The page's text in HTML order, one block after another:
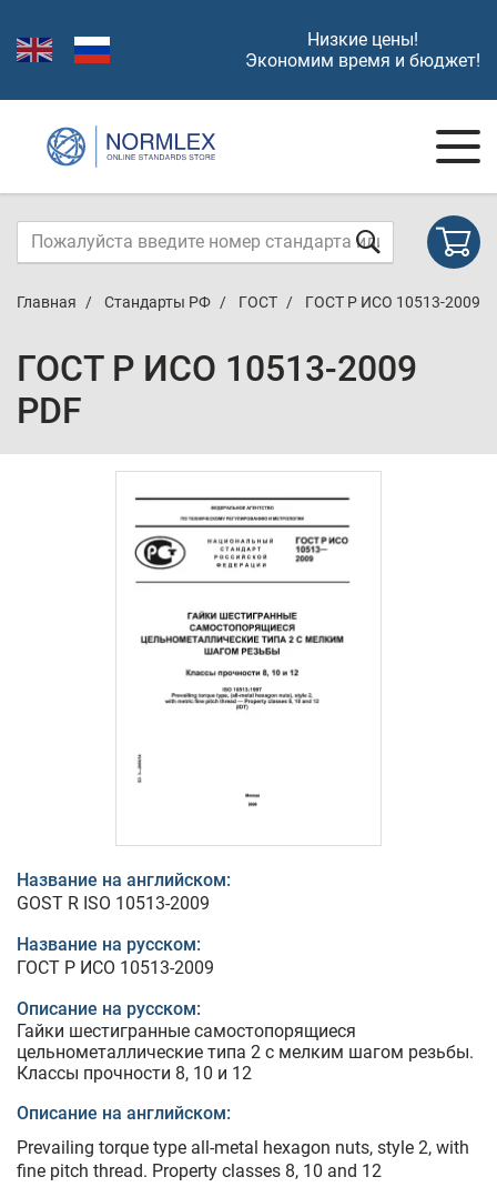
Низкие цены!
Экономим время и бюджет!
Главная Стандарты РФ ГОСТ ГОСТ Р ИСО 10513-2009
ГОСТ Р ИСО 10513-2009
PDF
Название на английском:
GOST R ISO 10513-2009
Название на русском:
ГОСТ Р ИСО 10513-2009
Описание на русском:
Гайки шестигранные самостопорящиеся
цельнометаллические типа 2 с мелким шагом резьбы.
Классы прочности 8, 10 и 12
Описание на английском:
Prevailing torque type all-metal hexagon nuts, style 2, with
fine pitch thread. Property classes 8, 10 and 12